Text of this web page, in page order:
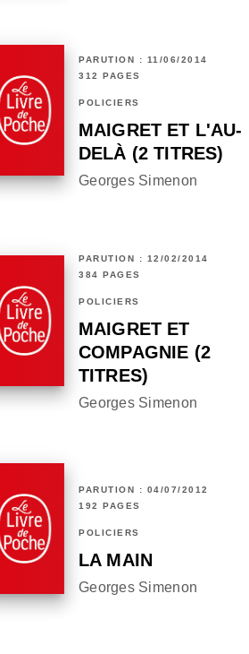
PARUTION : 11/06/2014
312 PAGES
POLICIERS
MAIGRET ET L'AU-
DELÀ (2 TITRES)
Georges Simenon
PARUTION : 12/02/2014
384 PAGES
POLICIERS
MAIGRET ET
COMPAGNIE (2
TITRES)
Georges Simenon
PARUTION : 04/07/2012
192 PAGES
POLICIERS
LA MAIN
Georges Simenon